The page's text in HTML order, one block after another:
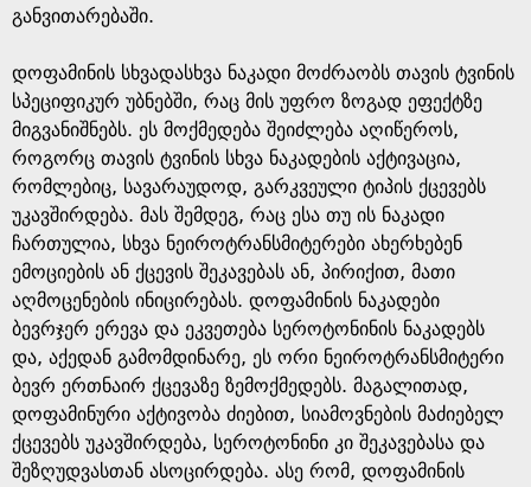
განვითარებაში.
დოფამინის სხვადასხვა ნაკადი მოძრაობს თავის ტვინის
სპეციფიკურ უბნებში, რაც მის უფრო ზოგად ეფექტზე
მიგვანიშნებს. ეს მოქმედება შეიძლება აღიწეროს,
როგორც თავის ტვინის სხვა ნაკადების აქტივაცია,
რომლებიც, სავარაუდოდ, გარკვეული ტიპის ქცევებს
უკავშირდება. მას შემდეგ, რაც ესა თუ ის ნაკადი
ჩართულია, სხვა ნეიროტრანსმიტერები ახერხებენ
ემოციების ან ქცევის შეკავებას ან, პირიქით, მათი
აღმოცენების ინიცირებას. დოფამინის ნაკადები
ბევრჯერ ერევა და ეკვეთება სეროტონინის ნაკადებს
და, აქედან გამომდინარე, ეს ორი ნეიროტრანსმიტერი
ბევრ ერთნაირ ქცევაზე ზემოქმედებს. მაგალითად,
დოფამინური აქტივობა ძიებით, სიამოვნების მაძიებელ
ქცევებს უკავშირდება, სეროტონინი კი შეკავებასა და
შეზღუდვასთან ასოცირდება. ასე რომ, დოფამინის